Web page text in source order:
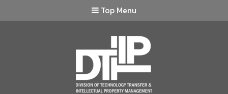
Top Menu